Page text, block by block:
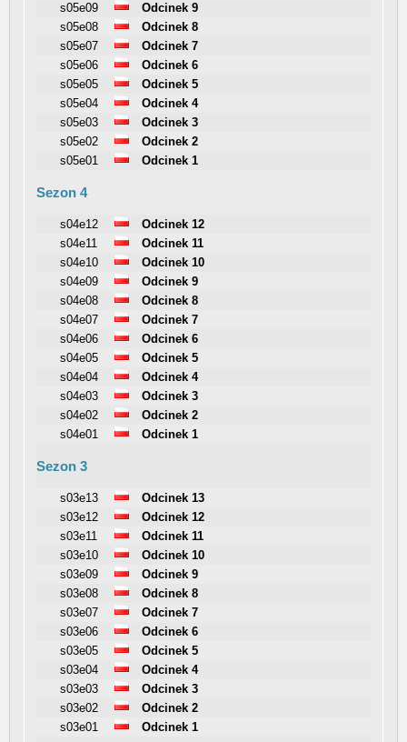
s05e09
Odcinek 9
s05e08
Odcinek 8
s05e07
Odcinek 7
s05e06
Odcinek 6
s05e05
Odcinek 5
s05e04
Odcinek 4
s05e03
Odcinek 3
s05e02
Odcinek 2
s05e01
Odcinek 1
Sezon 4
s04e12
Odcinek 12
s04e11
Odcinek 11
s04e10
Odcinek 10
s04e09
Odcinek 9
s04e08
Odcinek 8
s04e07
Odcinek 7
s04e06
Odcinek 6
s04e05
Odcinek 5
s04e04
Odcinek 4
s04e03
Odcinek 3
s04e02
Odcinek 2
s04e01
Odcinek 1
Sezon 3
s03e13
Odcinek 13
s03e12
Odcinek 12
s03e11
Odcinek 11
s03e10
Odcinek 10
s03e09
Odcinek 9
s03e08
Odcinek 8
s03e07
Odcinek 7
s03e06
Odcinek 6
s03e05
Odcinek 5
s03e04
Odcinek 4
s03e03
Odcinek 3
s03e02
Odcinek 2
s03e01
Odcinek 1